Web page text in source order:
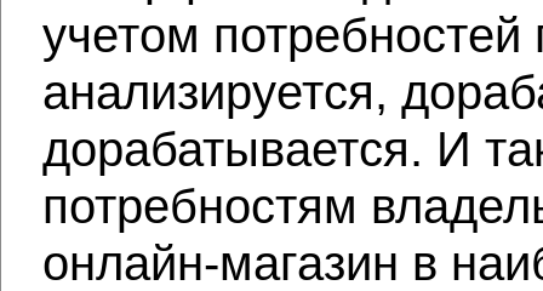
учетом
анализируется,
дорабатывается. И
потребностям
онлайн-магазин в